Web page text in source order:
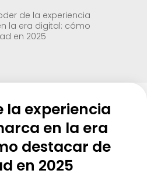
de la experiencia
la era digital: cómo
en 2025
la experiencia
en la era
destacar de
en 2025